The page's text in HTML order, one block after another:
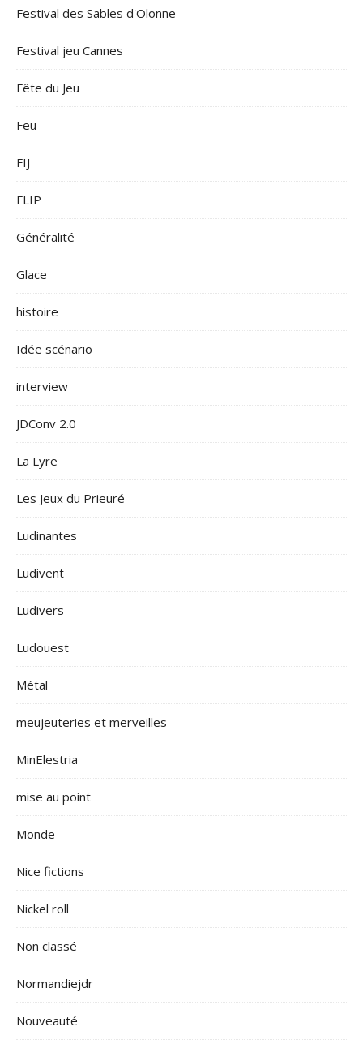
Festival des Sables d'Olonne
Festival jeu Cannes
Fête du Jeu
Feu
FIJ
FLIP
Généralité
Glace
histoire
Idée scénario
interview
JDConv 2.0
La Lyre
Les Jeux du Prieuré
Ludinantes
Ludivent
Ludivers
Ludouest
Métal
meujeuteries et merveilles
MinElestria
mise au point
Monde
Nice fictions
Nickel roll
Non classé
Normandiejdr
Nouveauté